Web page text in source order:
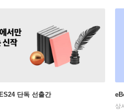
단독 선출간
상